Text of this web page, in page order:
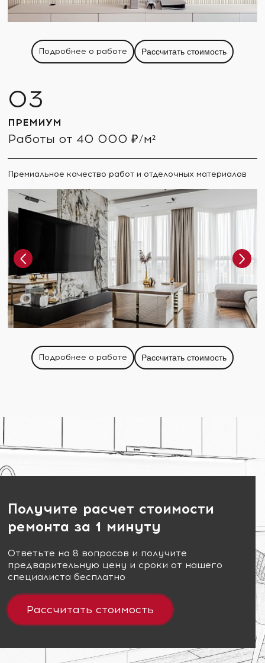
Подробнее о работе Рассчитать стоимость
ПРЕМИУМ
Работы от 40 000 ₽/м²
Премиальное качество работ и отделочных материалов
Подробнее о работе Рассчитать стоимость
Получите расчет стоимости
ремонта за 1 минуту
Ответьте на 8 вопросов и получите
предварительную цену и сроки от нашего
специалиста бесплатно
Рассчитать стоимость